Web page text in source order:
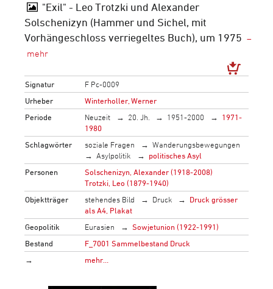
"Exil" - Leo Trotzki und Alexander
Solschenizyn (Hammer und Sichel, mit
Vorhängeschloss verriegeltes Buch), um 1975
Signatur
F Pc-0009
Urheber
Winterholler, Werner
Periode
Neuzeit 20. Jh. 1951-2000
1971-
1980
Schlagwörter
soziale Fragen
Wanderungsbewegungen
Asylpolitik
politisches Asyl
Personen
Solschenizyn, Alexander (1918-2008)
Trotzki, Leo (1879-1940)
Objektträger
stehendes Bild Druck
Druck grösser
als A4, Plakat
Geopolitik
Eurasien
Sowjetunion (1922-1991)
Bestand
F_7001 Sammelbestand Druck
→
mehr…